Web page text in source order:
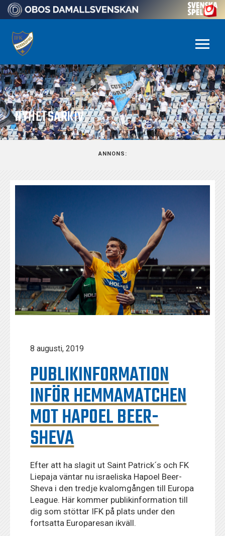
NYHETSARKIV
ANNONS:
8 augusti, 2019
PUBLIKINFORMATION
INFÖR HEMMAMATCHEN
MOT HAPOEL BEER-
SHEVA
Efter att ha slagit ut Saint Patrick´s och FK
Liepaja väntar nu israeliska Hapoel Beer-
Sheva i den tredje kvalomgången till Europa
League. Här kommer publikinformation till
dig som stöttar IFK på plats under den
fortsatta Europaresan ikväll.